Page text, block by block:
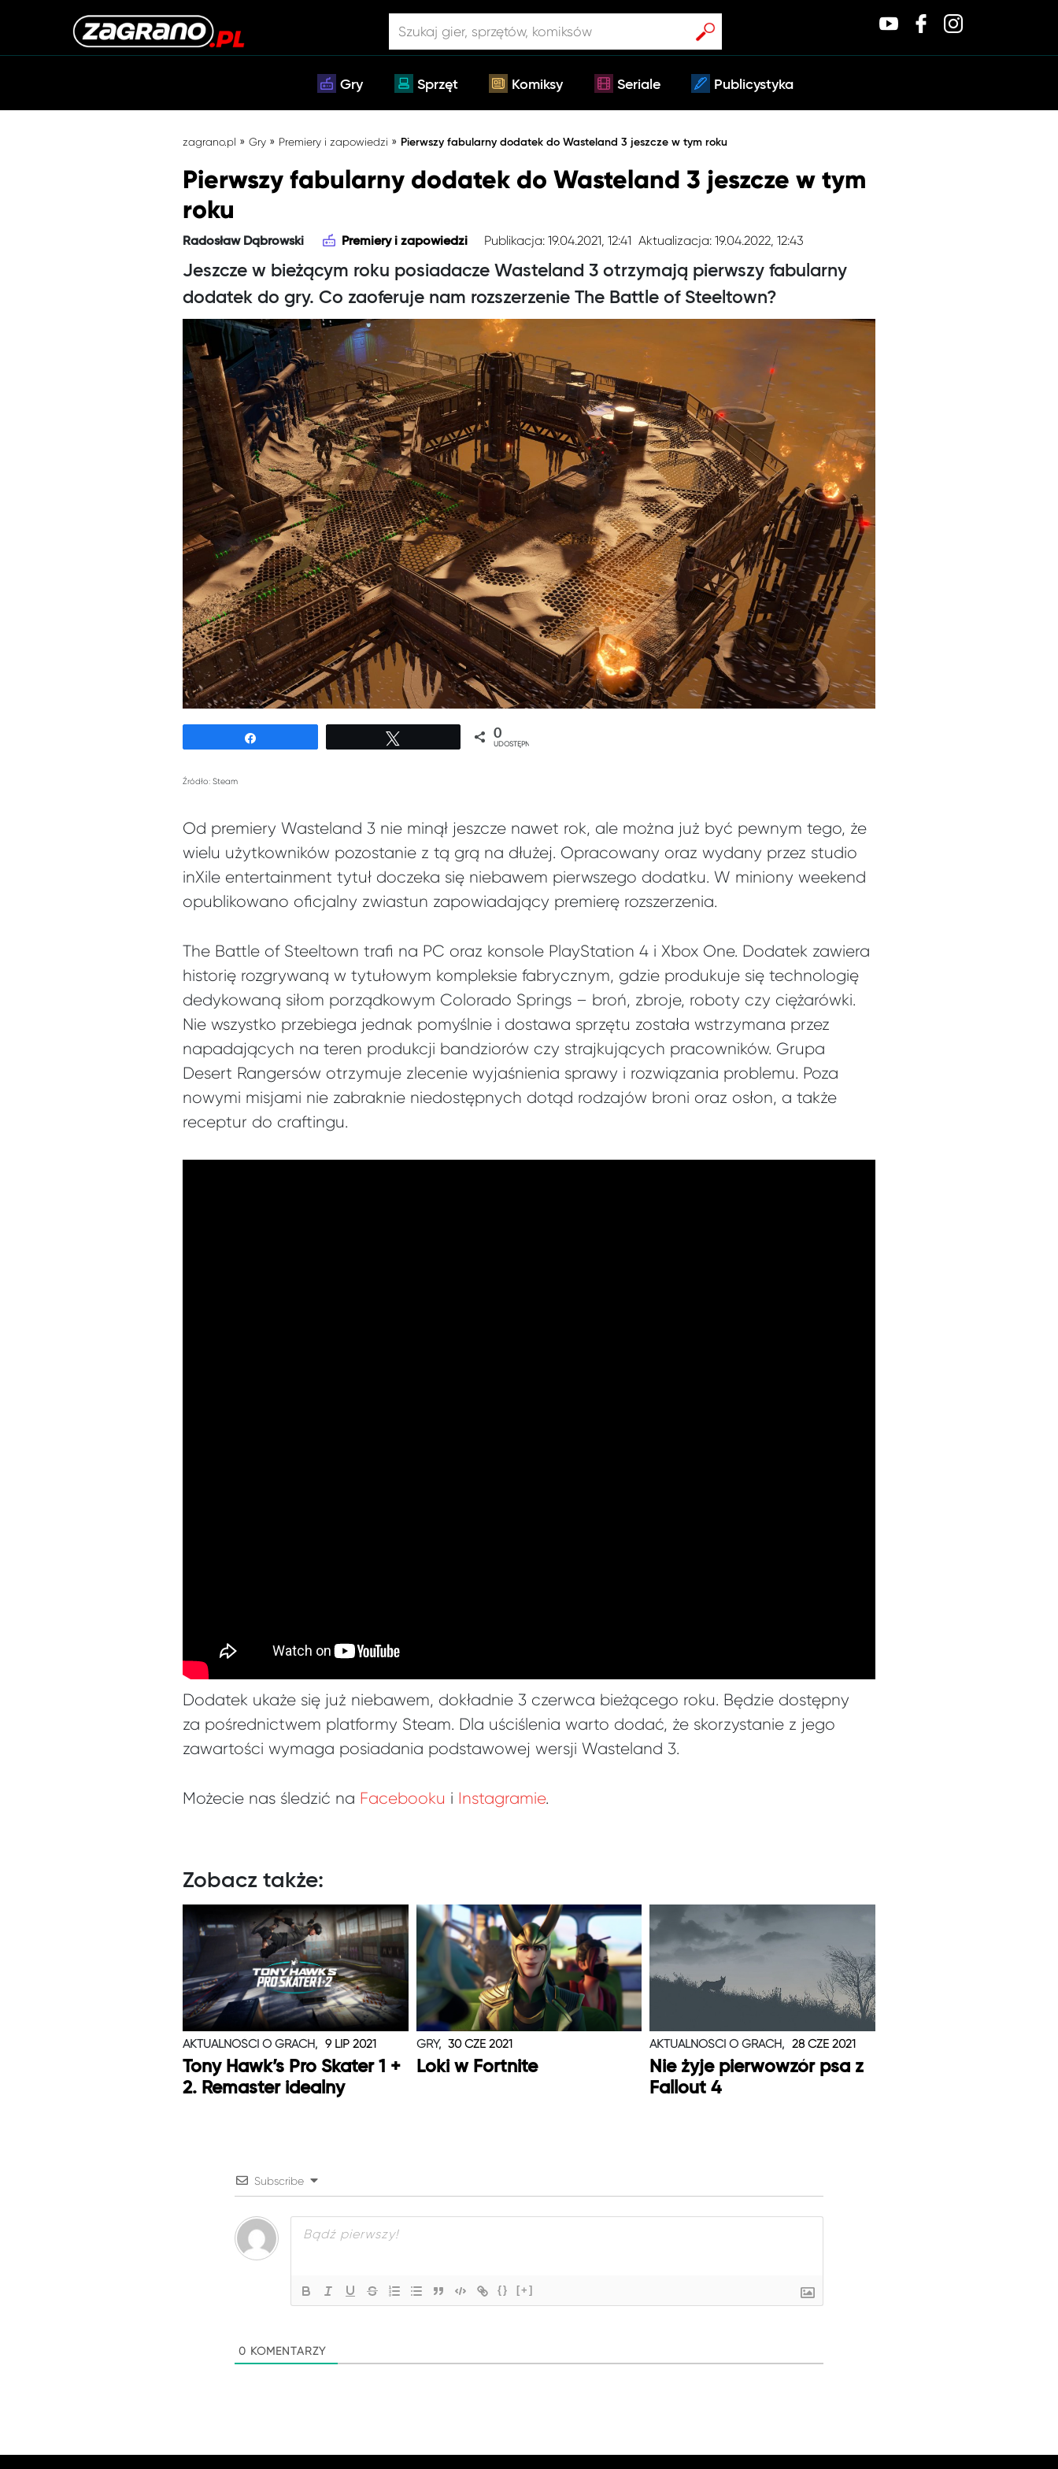
Gry Sprzęt Komiksy Seriale Publicystyka
zagrano.pl » Gry » Premiery i zapowiedzi » Pierwszy fabularny dodatek do Wasteland 3 jeszcze w tym roku
Pierwszy fabularny dodatek do Wasteland 3 jeszcze w tym
roku
Radosław Dąbrowski Premiery i zapowiedzi Publikacja: 19.04.2021, 12:41 Aktualizacja: 19.04.2022, 12:43
Jeszcze w bieżącym roku posiadacze Wasteland 3 otrzymają pierwszy fabularny
dodatek do gry. Co zaoferuje nam rozszerzenie The Battle of Steeltown?
0
UDOSTĘPNIEŃ
Źródło: Steam
Od premiery Wasteland 3 nie minął jeszcze nawet rok, ale można już być pewnym tego, że
wielu użytkowników pozostanie z tą grą na dłużej. Opracowany oraz wydany przez studio
inXile entertainment tytuł doczeka się niebawem pierwszego dodatku. W miniony weekend
opublikowano oficjalny zwiastun zapowiadający premierę rozszerzenia.
The Battle of Steeltown trafi na PC oraz konsole PlayStation 4 i Xbox One. Dodatek zawiera
historię rozgrywaną w tytułowym kompleksie fabrycznym, gdzie produkuje się technologię
dedykowaną siłom porządkowym Colorado Springs – broń, zbroje, roboty czy ciężarówki.
Nie wszystko przebiega jednak pomyślnie i dostawa sprzętu została wstrzymana przez
napadających na teren produkcji bandziorów czy strajkujących pracowników. Grupa
Desert Rangersów otrzymuje zlecenie wyjaśnienia sprawy i rozwiązania problemu. Poza
nowymi misjami nie zabraknie niedostępnych dotąd rodzajów broni oraz osłon, a także
receptur do craftingu.
Dodatek ukaże się już niebawem, dokładnie 3 czerwca bieżącego roku. Będzie dostępny
za pośrednictwem platformy Steam. Dla uściślenia warto dodać, że skorzystanie z jego
zawartości wymaga posiadania podstawowej wersji Wasteland 3.
Możecie nas śledzić na Facebooku i Instagramie.
Zobacz także:
AKTUALNOŚCI O GRACH, 9 LIP 2021
Tony Hawk’s Pro Skater 1 +
2. Remaster idealny
GRY, 30 CZE 2021
Loki w Fortnite
AKTUALNOŚCI O GRACH, 28 CZE 2021
Nie żyje pierwowzór psa z
Fallout 4
Subscribe
{} [+]
0 KOMENTARZY